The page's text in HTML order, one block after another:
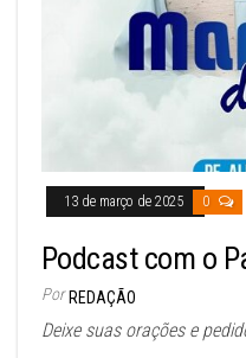
13 de março de 2025 0
Podcast com o
Por REDAÇÃO
Deixe suas orações e